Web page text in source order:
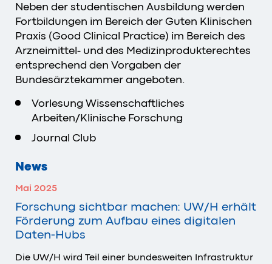
Neben der studentischen Ausbildung werden
Fortbildungen im Bereich der Guten Klinischen
Praxis (Good Clinical Practice) im Bereich des
Arzneimittel- und des Medizinprodukterechtes
entsprechend den Vorgaben der
Bundesärztekammer angeboten.
Vorlesung Wissenschaftliches
Arbeiten/Klinische Forschung
Journal Club
News
Mai 2025
Forschung sichtbar machen: UW/H erhält
Förderung zum Aufbau eines digitalen
Daten-Hubs
Die UW/H wird Teil einer bundesweiten Infrastruktur